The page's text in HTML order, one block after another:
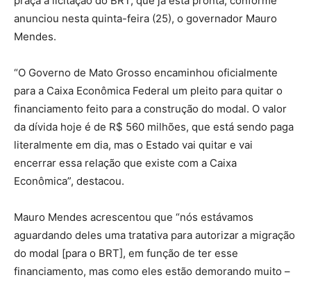
anunciou nesta quinta-feira (25), o governador Mauro
Mendes.
“O Governo de Mato Grosso encaminhou oficialmente
para a Caixa Econômica Federal um pleito para quitar o
financiamento feito para a construção do modal. O valor
da dívida hoje é de R$ 560 milhões, que está sendo paga
literalmente em dia, mas o Estado vai quitar e vai
encerrar essa relação que existe com a Caixa
Econômica”, destacou.
Mauro Mendes acrescentou que “nós estávamos
aguardando deles uma tratativa para autorizar a migração
do modal [para o BRT], em função de ter esse
financiamento, mas como eles estão demorando muito –